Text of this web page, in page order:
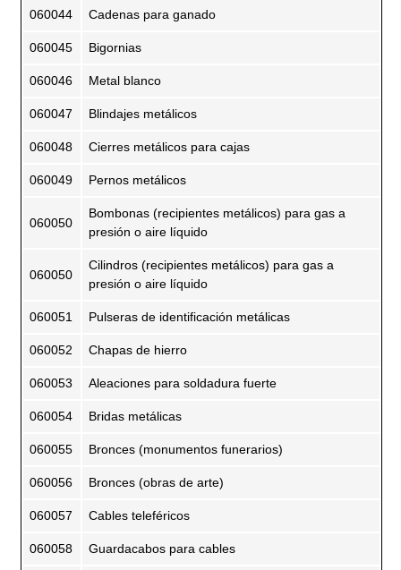
060044 Cadenas para ganado
060045 Bigornias
060046 Metal blanco
060047 Blindajes metálicos
060048 Cierres metálicos para cajas
060049 Pernos metálicos
060050
Bombonas (recipientes metálicos) para gas a
presión o aire líquido
060050
Cilindros (recipientes metálicos) para gas a
presión o aire líquido
060051 Pulseras de identificación metálicas
060052 Chapas de hierro
060053 Aleaciones para soldadura fuerte
060054 Bridas metálicas
060055 Bronces (monumentos funerarios)
060056 Bronces (obras de arte)
060057 Cables teleféricos
060058 Guardacabos para cables